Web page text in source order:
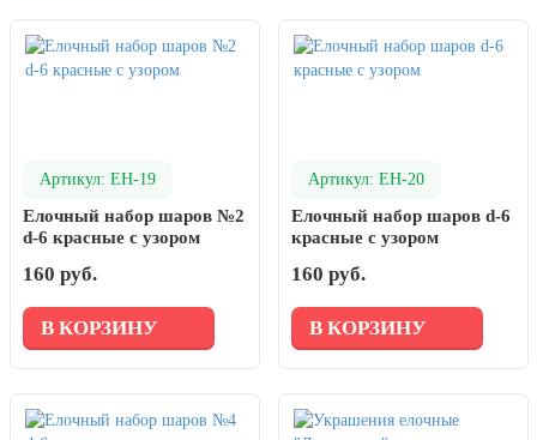
июля)
День ВМФ (последнее воскресенье
2 августа, День ВДВ
Артикул: ЕН-19
Елочный набор шаров №2
d-6 красные с узором
160 руб.
В КОРЗИНУ
Артикул: ЕН-20
Елочный набор шаров d-6
красные с узором
160 руб.
В КОРЗИНУ